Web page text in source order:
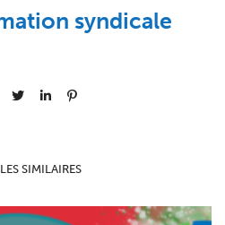
syndicale
SIMILAIRES